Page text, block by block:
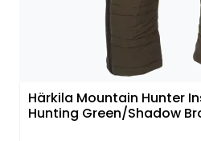
Härkila Mountain Hunter
Hunting Green/Shadow